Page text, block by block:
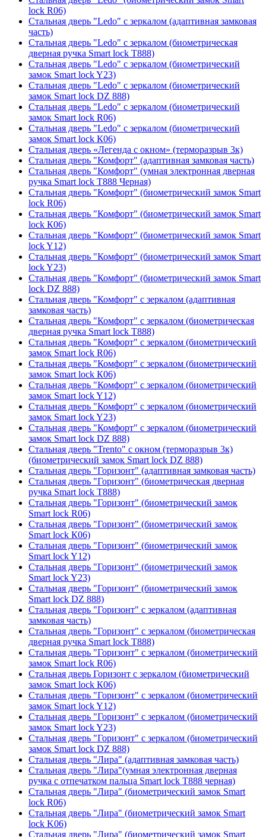
lock R06)
Стальная дверь "Ledo" с зеркалом (адаптивная замковая
часть)
Стальная дверь "Ledo" с зеркалом (биометрическая
дверная ручка Smart lock T888)
Стальная дверь "Ledo" с зеркалом (биометрический
замок Smart lock Y23)
Стальная дверь "Ledo" с зеркалом (биометрический
замок Smart lock DZ 888)
Стальная дверь "Ledo" с зеркалом (биометрический
замок Smart lock R06)
Стальная дверь "Ledo" с зеркалом (биометрический
замок Smart lock К06)
Стальная дверь «Легенда с окном» (терморазрыв 3к)
Стальная дверь "Комфорт" (адаптивная замковая часть)
Стальная дверь "Комфорт" (умная электронная дверная
ручка Smart lock T888 Черная)
Стальная дверь "Комфорт" (биометрический замок Smart
lock R06)
Стальная дверь "Комфорт" (биометрический замок Smart
lock К06)
Стальная дверь "Комфорт" (биометрический замок Smart
lock Y12)
Стальная дверь "Комфорт" (биометрический замок Smart
lock Y23)
Стальная дверь "Комфорт" (биометрический замок Smart
lock DZ 888)
Стальная дверь "Комфорт" с зеркалом (адаптивная
замковая часть)
Стальная дверь "Комфорт" с зеркалом (биометрическая
дверная ручка Smart lock T888)
Стальная дверь "Комфорт" с зеркалом (биометрический
замок Smart lock R06)
Стальная дверь "Комфорт" с зеркалом (биометрический
замок Smart lock К06)
Стальная дверь "Комфорт" с зеркалом (биометрический
замок Smart lock Y12)
Стальная дверь "Комфорт" с зеркалом (биометрический
замок Smart lock Y23)
Стальная дверь "Комфорт" с зеркалом (биометрический
замок Smart lock DZ 888)
Стальная дверь "Trento" с окном (терморазрыв 3к)
(биометрический замок Smart lock DZ 888)
Стальная дверь "Горизонт" (адаптивная замковая часть)
Стальная дверь "Горизонт" (биометрическая дверная
ручка Smart lock T888)
Стальная дверь "Горизонт" (биометрический замок
Smart lock R06)
Стальная дверь "Горизонт" (биометрический замок
Smart lock К06)
Стальная дверь "Горизонт" (биометрический замок
Smart lock Y12)
Стальная дверь "Горизонт" (биометрический замок
Smart lock Y23)
Стальная дверь "Горизонт" (биометрический замок
Smart lock DZ 888)
Стальная дверь "Горизонт" с зеркалом (адаптивная
замковая часть)
Стальная дверь "Горизонт" с зеркалом (биометрическая
дверная ручка Smart lock T888)
Стальная дверь "Горизонт" с зеркалом (биометрический
замок Smart lock R06)
Стальная дверь Горизонт с зеркалом (биометрический
замок Smart lock К06)
Стальная дверь "Горизонт" с зеркалом (биометрический
замок Smart lock Y12)
Стальная дверь "Горизонт" с зеркалом (биометрический
замок Smart lock Y23)
Стальная дверь "Горизонт" с зеркалом (биометрический
замок Smart lock DZ 888)
Стальная дверь "Лира" (адаптивная замковая часть)
Стальная дверь "Лира"(умная электронная дверная
ручка с отпечатком пальца Smart lock T888 черная)
Стальная дверь "Лира" (биометрический замок Smart
lock R06)
Стальная дверь "Лира" (биометрический замок Smart
lock K06)
Стальная дверь "Лира" (биометрический замок Smart